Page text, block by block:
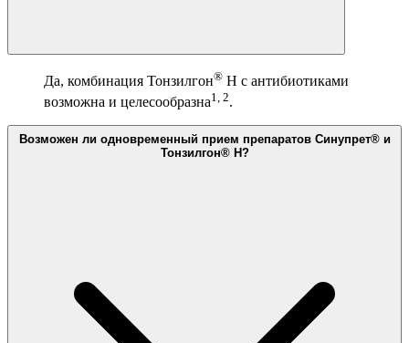
Да, комбинация Тонзилгон® Н с антибиотиками
возможна и целесообразна1, 2.
Возможен ли одновременный прием препаратов Синупрет® и
Тонзилгон® Н?